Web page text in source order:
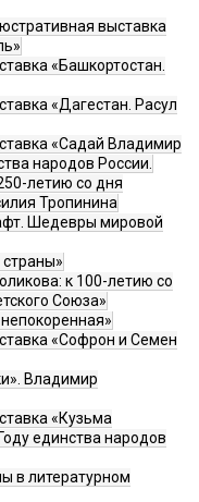
выставка
«Башкортостан.
«Дагестан. Расул
«Садай Владимир
народов России.
летию со дня
Тропинина
Шедевры мировой
к 100-летию со
Союза»
«Софрон и Семен
Владимир
«Кузьма
единства народов
в литературном